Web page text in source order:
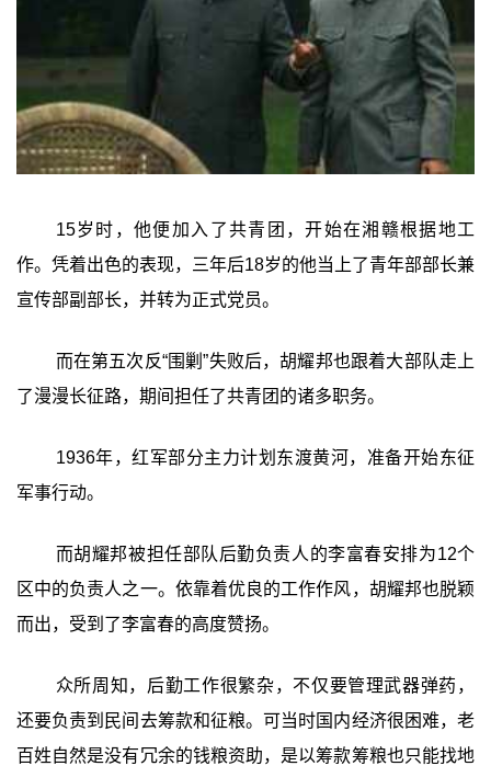
15岁时，他便加入了共青团，开始在湘赣根据地工
作。凭着出色的表现，三年后18岁的他当上了青年部部长兼
宣传部副部长，并转为正式党员。
而在第五次反“围剿”失败后，胡耀邦也跟着大部队走上
了漫漫长征路，期间担任了共青团的诸多职务。
1936年，红军部分主力计划东渡黄河，准备开始东征
军事行动。
而胡耀邦被担任部队后勤负责人的李富春安排为12个
区中的负责人之一。依靠着优良的工作作风，胡耀邦也脱颖
而出，受到了李富春的高度赞扬。
众所周知，后勤工作很繁杂，不仅要管理武器弹药，
还要负责到民间去筹款和征粮。可当时国内经济很困难，老
百姓自然是没有冗余的钱粮资助，是以筹款筹粮也只能找地